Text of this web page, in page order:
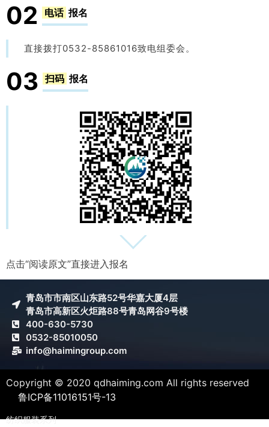
02 电话 报名
直接拨打0532-85861016致电组委会。
03 扫码 报名
点击“阅读原文”直接进入报名
青岛市市南区山东路52号华嘉大厦4层
青岛市高新区火炬路88号青岛网谷9号楼
400-630-5730
0532-85010050
info@haimingroup.com
Copyright © 2020 qdhaiming.com All rights reserved
鲁ICP备11016151号-13
纺织服装系列